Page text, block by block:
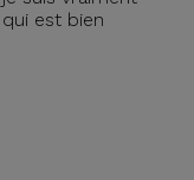
est bien